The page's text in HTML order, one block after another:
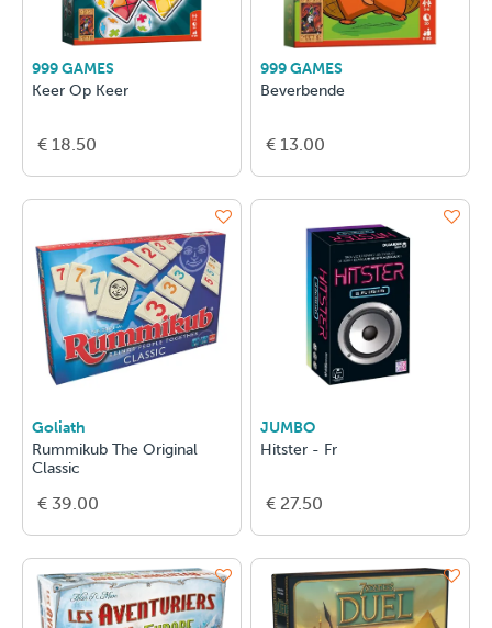
999 GAMES
Keer Op Keer
€ 18.50
999 GAMES
Beverbende
€ 13.00
Goliath
Rummikub The Original
Classic
€ 39.00
JUMBO
Hitster - Fr
€ 27.50